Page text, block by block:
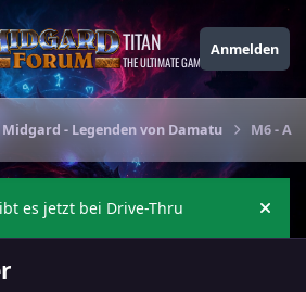
TITAN
THE ULTIMATE GAMING THEME
Anmelden
- Legenden von Damatu M6 -
es jetzt bei Drive-Thru